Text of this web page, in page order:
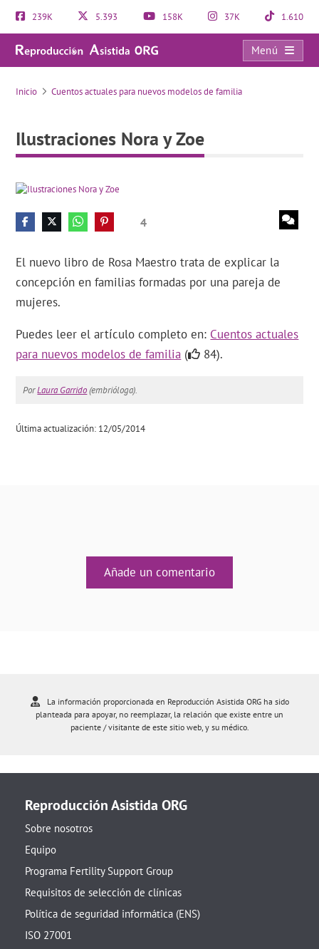
239K 5.393 158K 37K 1.610
Menú
Ilustraciones Nora y Zoe
Inicio Cuentos actuales para nuevos modelos de familia
Ilustraciones Nora y Zoe
4
El nuevo libro de Rosa Maestro trata de explicar la
concepción en familias formadas por una pareja de
mujeres.
Puedes leer el artículo completo en: Cuentos actuales
para nuevos modelos de familia ( 84).
PorLaura Garrido(embrióloga).
Última actualización: 12/05/2014
Añade un comentario
La información proporcionada en Reproducción Asistida ORG ha sido
planteada para apoyar, no reemplazar, la relación que existe entre un
paciente / visitante de este sitio web, y su médico.
Reproducción Asistida ORG
Sobre nosotros
Equipo
Programa Fertility Support Group
Requisitos de selección de clínicas
Política de seguridad informática (ENS)
ISO 27001